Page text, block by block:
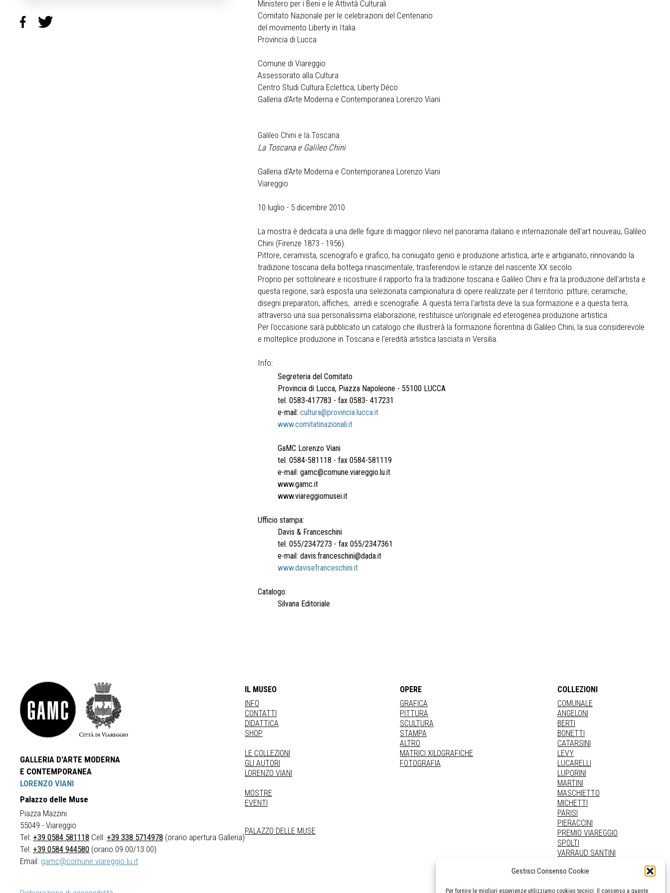
Gestisci Consenso Cookie
Per fornire le migliori esperienze utilizziamo cookies tecnici. Il consenso a queste
Ministero per i Beni e le Attività Culturali
Comitato Nazionale per le celebrazioni del Centenario
del movimento Liberty in Italia
Provincia di Lucca
Comune di Viareggio
Assessorato alla Cultura
Centro Studi Cultura Eclettica, Liberty Déco
Galleria d'Arte Moderna e Contemporanea Lorenzo Viani
Galileo Chini e la Toscana
La Toscana e Galileo Chini
Galleria d'Arte Moderna e Contemporanea Lorenzo Viani
Viareggio
10 luglio - 5 dicembre 2010
La mostra è dedicata a una delle figure di maggior rilievo nel panorama italiano e internazionale dell'art nouveau, Galileo
Chini (Firenze 1873 - 1956).
Pittore, ceramista, scenografo e grafico, ha coniugato genio e produzione artistica, arte e artigianato, rinnovando la
tradizione toscana della bottega rinascimentale, trasferendovi le istanze del nascente XX secolo.
Proprio per sottolineare e ricostruire il rapporto fra la tradizione toscana e Galileo Chini e fra la produzione dell'artista e
questa regione, sarà esposta una selezionata campionatura di opere realizzate per il territorio: pitture, ceramiche,
disegni preparatori, affiches, arredi e scenografie. A questa terra l'artista deve la sua formazione e a questa terra,
attraverso una sua personalissima elaborazione, restituisce un'originale ed eterogenea produzione artistica.
Per l'occasione sarà pubblicato un catalogo che illustrerà la formazione fiorentina di Galileo Chini, la sua considerevole
e molteplice produzione in Toscana e l'eredità artistica lasciata in Versilia.
Info:
Segreteria del Comitato
Provincia di Lucca, Piazza Napoleone - 55100 LUCCA
tel. 0583-417783 - fax 0583- 417231
e-mail:cultura@provincia.lucca.it
www.comitatinazionali.it
GaMC Lorenzo Viani
tel. 0584-581118 - fax 0584-581119
e-mail: gamc@comune.viareggio.lu.it
www.gamc.it
www.viareggiomusei.it
Ufficio stampa:
Davis & Franceschini
tel. 055/2347273 - fax 055/2347361
e-mail: davis.franceschini@dada.it
www.davisefranceschini.it
Catalogo:
Silvana Editoriale
GALLERIA D'ARTE MODERNA
E CONTEMPORANEA
LORENZO VIANI
Palazzo delle Muse
Piazza Mazzini
55049 - Viareggio
Tel: +39 0584 581118 Cell: +39 338 5714978 (orario apertura Galleria)
Tel: +39 0584 944580 (orario 09.00/13.00)
Email: gamc@comune.viareggio.lu.it
IL MUSEO
INFO
CONTATTI
DIDATTICA
SHOP
LE COLLEZIONI
GLI AUTORI
LORENZO VIANI
MOSTRE
EVENTI
PALAZZO DELLE MUSE
OPERE
GRAFICA
PITTURA
SCULTURA
STAMPA
ALTRO
MATRICI XILOGRAFICHE
FOTOGRAFIA
COLLEZIONI
COMUNALE
ANGELONI
BERTI
BONETTI
CATARSINI
LEVY
LUCARELLI
LUPORINI
MARTINI
MASCHIETTO
MICHETTI
PARISI
PIERACCINI
PREMIO VIAREGGIO
SPOLTI
VARRAUD SANTINI